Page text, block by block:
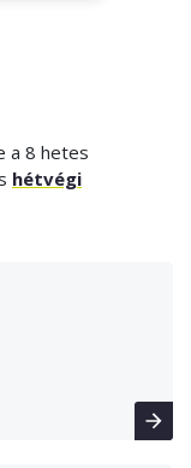
a 8 hetes
hétvégi